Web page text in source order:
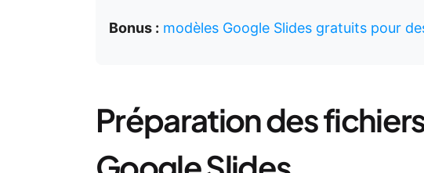
Bonus : modèles Google Slides gratuits pour
Préparation des